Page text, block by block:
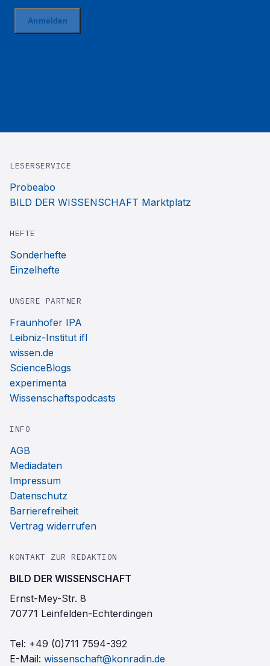
LESERSERVICE
Probeabo
BILD DER WISSENSCHAFT Marktplatz
HEFTE
Sonderhefte
Einzelhefte
UNSERE PARTNER
Fraunhofer IPA
Leibniz-Institut ifl
wissen.de
ScienceBlogs
experimenta
Wissenschaftspodcasts
INFO
AGB
Mediadaten
Impressum
Datenschutz
Barrierefreiheit
Vertrag widerrufen
KONTAKT ZUR REDAKTION
BILD DER WISSENSCHAFT
Ernst-Mey-Str. 8
70771 Leinfelden-Echterdingen
Tel: +49 (0)711 7594-392
E-Mail: wissenschaft@konradin.de